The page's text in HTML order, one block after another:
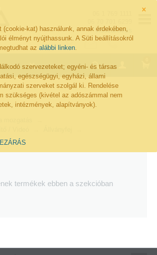
×
(cookie-kat) használunk, annak érdekében,
élményt nyújthassunk. A Süti beállításokról
az alábbi linken.
szervezeteket; egyéni- és társas
egészségügyi, egyházi, állami
szerveket szolgál ki. Rendelése
szükséges (kivétel az adószámmal nem
intézmények, alapítványok).
Visszahívás
mozgatás
termékek ebben a szekcióban